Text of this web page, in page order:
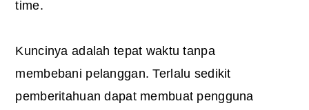
time.
Kuncinya adalah tepat waktu tanpa
membebani pelanggan. Terlalu sedikit
pemberitahuan dapat membuat pengguna